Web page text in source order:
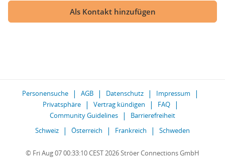
Als Kontakt hinzufügen
Personensuche AGB Datenschutz
Impressum
Privatsphäre
Vertrag kündigen
FAQ
Community Guidelines
Barrierefreiheit
Schweiz
Österreich Frankreich Schweden
© Fri Aug 07 00:33:10 CEST 2026 Ströer Connections GmbH